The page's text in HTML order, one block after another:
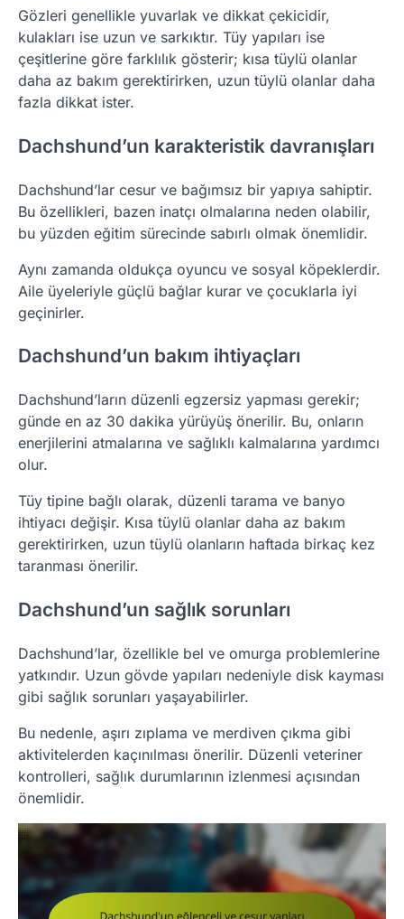
Gözleri genellikle yuvarlak ve dikkat çekicidir,
kulakları ise uzun ve sarkıktır. Tüy yapıları ise
çeşitlerine göre farklılık gösterir; kısa tüylü olanlar
daha az bakım gerektirirken, uzun tüylü olanlar daha
fazla dikkat ister.
Dachshund’un karakteristik davranışları
Dachshund’lar cesur ve bağımsız bir yapıya sahiptir.
Bu özellikleri, bazen inatçı olmalarına neden olabilir,
bu yüzden eğitim sürecinde sabırlı olmak önemlidir.
Aynı zamanda oldukça oyuncu ve sosyal köpeklerdir.
Aile üyeleriyle güçlü bağlar kurar ve çocuklarla iyi
geçinirler.
Dachshund’un bakım ihtiyaçları
Dachshund’ların düzenli egzersiz yapması gerekir;
günde en az 30 dakika yürüyüş önerilir. Bu, onların
enerjilerini atmalarına ve sağlıklı kalmalarına yardımcı
olur.
Tüy tipine bağlı olarak, düzenli tarama ve banyo
ihtiyacı değişir. Kısa tüylü olanlar daha az bakım
gerektirirken, uzun tüylü olanların haftada birkaç kez
taranması önerilir.
Dachshund’un sağlık sorunları
Dachshund’lar, özellikle bel ve omurga problemlerine
yatkındır. Uzun gövde yapıları nedeniyle disk kayması
gibi sağlık sorunları yaşayabilirler.
Bu nedenle, aşırı zıplama ve merdiven çıkma gibi
aktivitelerden kaçınılması önerilir. Düzenli veteriner
kontrolleri, sağlık durumlarının izlenmesi açısından
önemlidir.